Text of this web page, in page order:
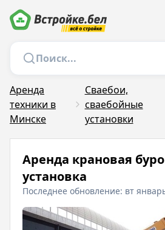
Аренда
техники в
Минске
Сваебои,
сваебойные
установки
Аренда крановая
установка
Последнее обновление: вт